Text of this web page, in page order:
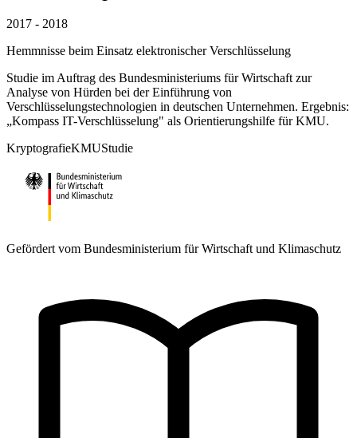
2017 - 2018
Hemmnisse beim Einsatz elektronischer Verschlüsselung
Studie im Auftrag des Bundesministeriums für Wirtschaft zur
Analyse von Hürden bei der Einführung von
Verschlüsselungstechnologien in deutschen Unternehmen. Ergebnis:
„Kompass IT-Verschlüsselung" als Orientierungshilfe für KMU.
KryptografieKMUStudie
Gefördert vom Bundesministerium für Wirtschaft und Klimaschutz